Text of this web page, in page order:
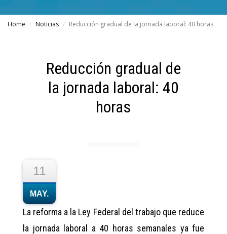
Home Noticias Reducción gradual de la jornada laboral: 40 horas
Reducción gradual de
la jornada laboral: 40
horas
11
MAY.
La reforma a la Ley Federal del trabajo que reduce
la jornada laboral a 40 horas semanales ya fue